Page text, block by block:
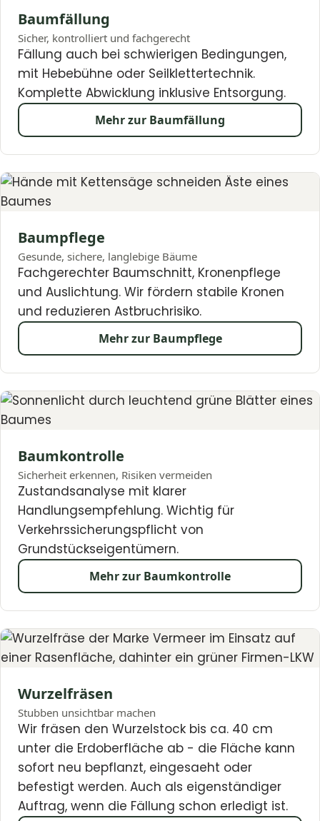
Baumfällung
Sicher, kontrolliert und fachgerecht
Fällung auch bei schwierigen Bedingungen,
mit Hebebühne oder Seilklettertechnik.
Komplette Abwicklung inklusive Entsorgung.
Mehr zur Baumfällung
Baumpflege
Gesunde, sichere, langlebige Bäume
Fachgerechter Baumschnitt, Kronenpflege
und Auslichtung. Wir fördern stabile Kronen
und reduzieren Astbruchrisiko.
Mehr zur Baumpflege
Baumkontrolle
Sicherheit erkennen, Risiken vermeiden
Zustandsanalyse mit klarer
Handlungsempfehlung. Wichtig für
Verkehrssicherungspflicht von
Grundstückseigentümern.
Mehr zur Baumkontrolle
Wurzelfräsen
Stubben unsichtbar machen
Wir fräsen den Wurzelstock bis ca. 40 cm
unter die Erdoberfläche ab - die Fläche kann
sofort neu bepflanzt, eingesaeht oder
befestigt werden. Auch als eigenständiger
Auftrag, wenn die Fällung schon erledigt ist.